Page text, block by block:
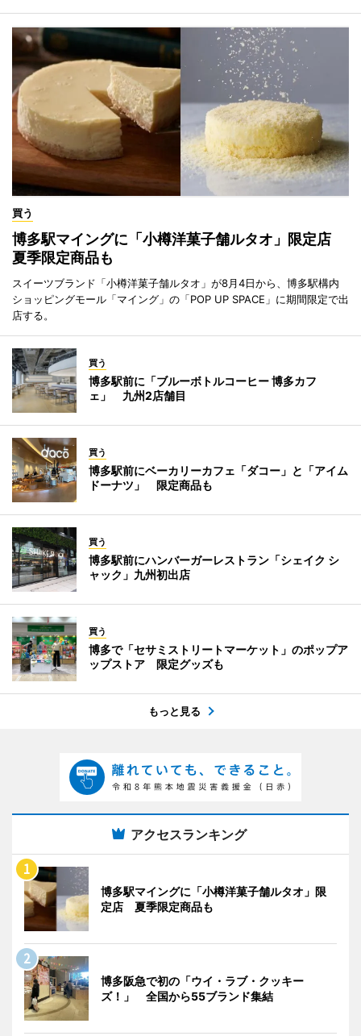
買う
博多駅マイングに「小樽洋菓子舗ルタオ」限定店
夏季限定商品も
スイーツブランド「小樽洋菓子舗ルタオ」が8月4日から、博多駅構内
ショッピングモール「マイング」の「POP UP SPACE」に期間限定で出
店する。
買う
博多駅前に「ブルーボトルコーヒー 博多カフ
ェ」 九州2店舗目
買う
博多駅前にベーカリーカフェ「ダコー」と「アイム
ドーナツ」 限定商品も
買う
博多駅前にハンバーガーレストラン「シェイク シ
ャック」九州初出店
買う
博多で「セサミストリートマーケット」のポップア
ップストア 限定グッズも
もっと見る
アクセスランキング
博多駅マイングに「小樽洋菓子舗ルタオ」限
定店 夏季限定商品も
博多阪急で初の「ウイ・ラブ・クッキー
ズ！」 全国から55ブランド集結